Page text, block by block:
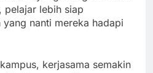
pelajar lebih siap
nanti mereka hadapi
kerjasama semakin